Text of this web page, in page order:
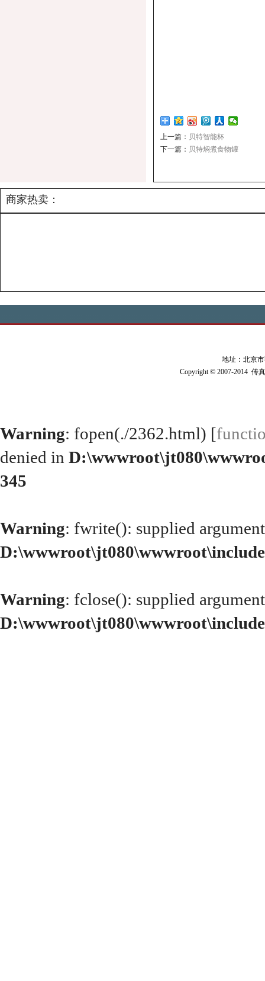
上一篇： 贝特智能杯
下一篇： 贝特焖煮食物罐
商家热卖：
地址：北京
Copyright © 2007-2014 传
Warning: fopen(./2362.html) [
denied in
345
Warning: fwrite(): supplied
Warning: fclose(): supplied